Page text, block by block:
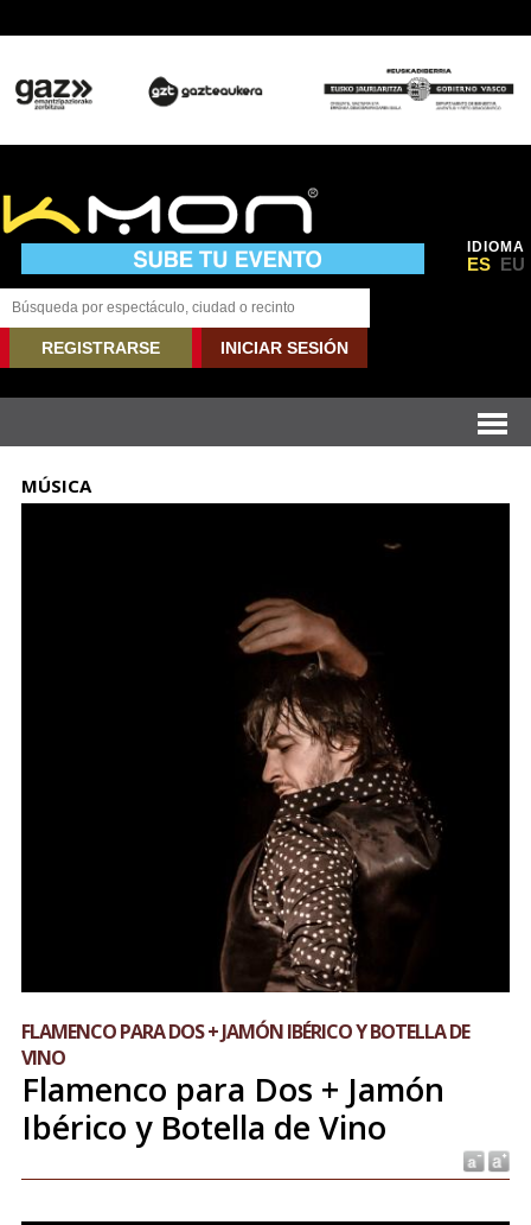
IDIOMA
ES EU
REGISTRARSE INICIAR SESIÓN
MÚSICA
FLAMENCO PARA DOS + JAMÓN IBÉRICO Y BOTELLA DE
VINO
Flamenco para Dos + Jamón
Ibérico y Botella de Vino